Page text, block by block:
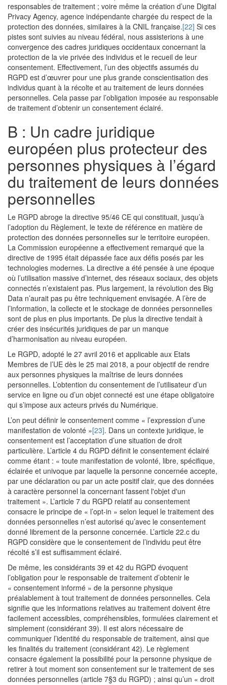
responsables de traitement ; voire même la création d’une Digital
Privacy Agency, agence indépendante chargée du respect de la
protection des données, similaires à la CNIL française.[22] Si ces
pistes sont suivies au niveau fédéral, nous assisterions à une
convergence des cadres juridiques occidentaux concernant la
protection de la vie privée des individus et le recueil de leur
consentement. Effectivement, l’un des objectifs assumés du
RGPD est d’œuvrer pour une plus grande conscientisation des
individus quant à la récolte et au traitement de leurs données
personnelles. Cela passe par l’obligation imposée au responsable
de traitement d’obtenir un consentement éclairé.
B : Un cadre juridique
européen plus protecteur des
personnes physiques à l’égard
du traitement de leurs données
personnelles
Le RGPD abroge la directive 95/46 CE qui constituait, jusqu’à
l’adoption du Règlement, le texte de référence en matière de
protection des données personnelles sur le territoire européen.
La Commission européenne a effectivement remarqué que la
directive de 1995 était dépassée face aux défis posés par les
technologies modernes. La directive a été pensée à une époque
où l’utilisation massive d’internet, des réseaux sociaux, des objets
connectés n’existaient pas. Plus largement, la révolution des Big
Data n’aurait pas pu être techniquement envisagée. A l’ère de
l’information, la collecte et le stockage de données personnelles
sont de plus en plus importants. De plus la directive tendait à
créer des insécurités juridiques de par un manque
d’harmonisation au niveau européen.
Le RGPD, adopté le 27 avril 2016 et applicable aux Etats
Membres de l’UE dès le 25 mai 2018, a pour objectif de rendre
aux personnes physiques la maîtrise de leurs données
personnelles. L’obtention du consentement de l’utilisateur d’un
service en ligne ou d’un objet connecté est une étape obligatoire
qui s’impose aux acteurs privés du Numérique.
L’on peut définir le consentement comme « l’expression d’une
manifestation de volonté »[23]. Dans un contexte juridique, le
consentement est l’acceptation d’une situation de droit
particulière. L’article 4 du RGPD définit le consentement éclairé
comme étant : « toute manifestation de volonté, libre, spécifique,
éclairée et univoque par laquelle la personne concernée accepte,
par une déclaration ou par un acte positif clair, que des données
à caractère personnel la concernant fassent l'objet d'un
traitement ». L’article 7 du RGPD relatif au consentement
consacre le principe de « l’opt-in » selon lequel le traitement des
données personnelles n’est autorisé qu’avec le consentement
donné librement de la personne concernée. L’article 22.c du
RGPD considère que le consentement de l’individu peut être
récolté s’il est suffisamment éclairé.
De même, les considérants 39 et 42 du RGPD évoquent
l’obligation pour le responsable de traitement d’obtenir le
« consentement informé » de la personne physique
préalablement à tout traitement de données personnelles. Cela
signifie que les informations relatives au traitement doivent être
facilement accessibles, compréhensibles, formulées clairement et
simplement (considérant 39). Il est alors nécessaire de
communiquer l’identité du responsable de traitement, ainsi que
les finalités du traitement (considérant 42). Le règlement
consacre également la possibilité pour la personne physique de
retirer à tout moment son consentement sur le traitement de ses
données personnelles (article 7§3 du RGPD) ; ainsi qu’un « droit